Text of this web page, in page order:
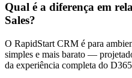
Qual é a diferença em
Sales?
O RapidStart CRM é para
simples e mais barato —
da experiência completa do